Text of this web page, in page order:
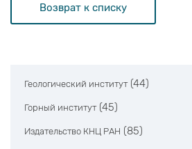
Возврат к списку
Геологический институт (44)
Горный институт (45)
Издательство КНЦ РАН (85)